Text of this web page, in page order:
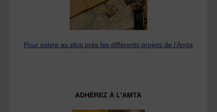
Pour suivre au plus près les différents projets de l’Amta
ADHÉREZ À L’AMTA